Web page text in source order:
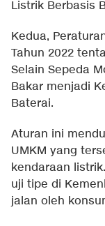
Listrik Berbasis
Kedua,
Tahun 2022
Selain Sepeda
Bakar menjadi
Baterai.
Aturan ini
UMKM yang
kendaraan
uji tipe di
jalan oleh